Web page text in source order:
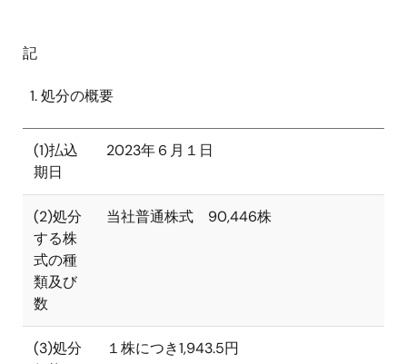
記
処分の概要
(1)払込
期日
2023年６月１日
(2)処分
する株
式の種
類及び
数
当社普通株式 90,446株
(3)処分
１株につき1,943.5円